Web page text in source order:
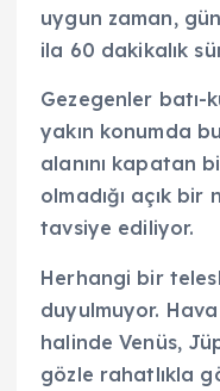
uygun zaman,
ila 60 dakikalık
Gezegenler batı-
yakın konumda
alanını kapatan
olmadığı açık bir
tavsiye ediliyor.
Herhangi bir
duyulmuyor. Hava
halinde Venüs,
gözle rahatlıkla